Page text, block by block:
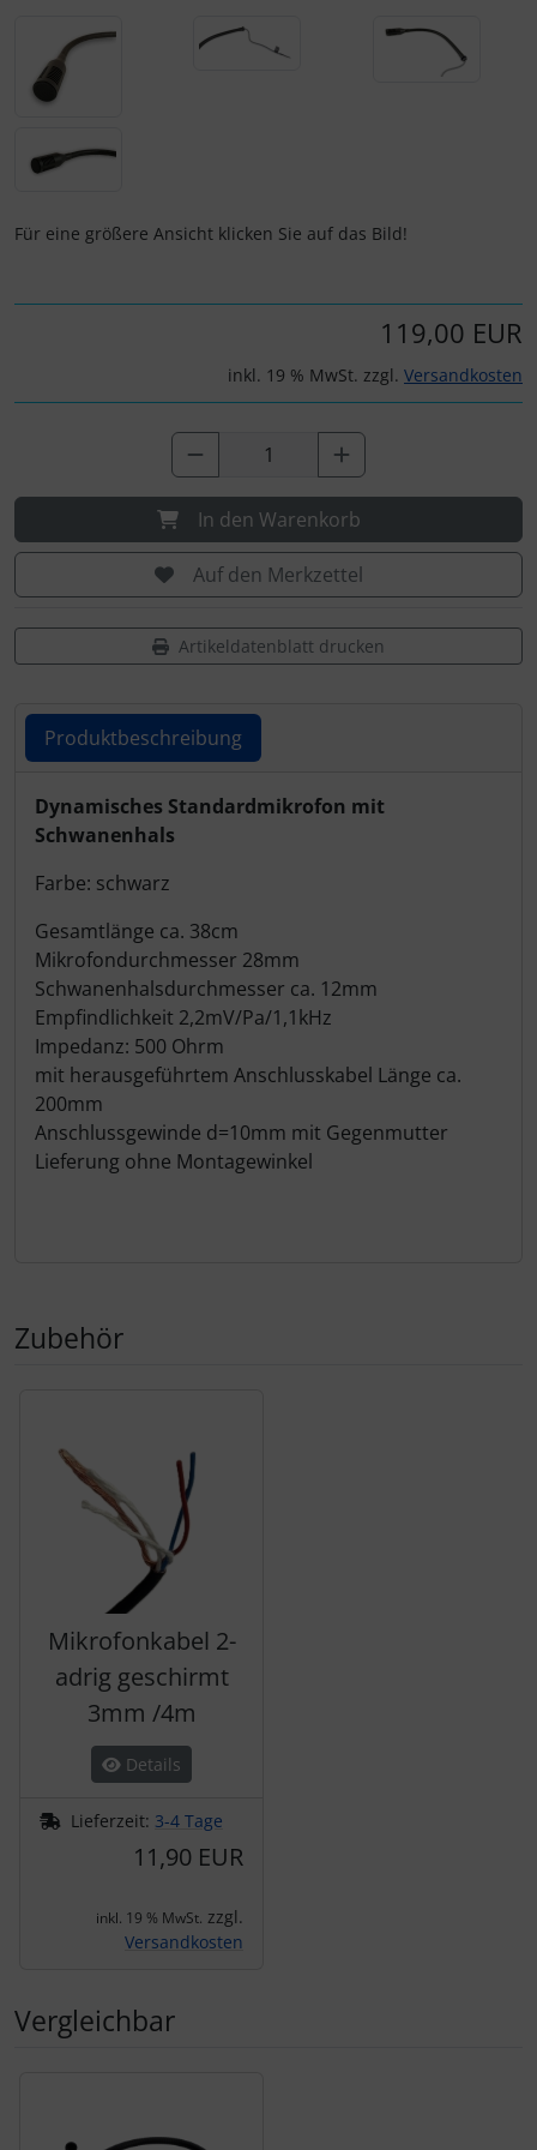
Für eine größere Ansicht klicken Sie auf das Bild!
119,00 EUR
inkl. 19 % MwSt. zzgl. Versandkosten
In den Warenkorb
Auf den Merkzettel
Artikeldatenblatt drucken
Produktbeschreibung
Produktbeschreibung
Dynamisches Standardmikrofon mit
Schwanenhals
Farbe: schwarz
Gesamtlänge ca. 38cm
Mikrofondurchmesser 28mm
Schwanenhalsdurchmesser ca. 12mm
Empfindlichkeit 2,2mV/Pa/1,1kHz
Impedanz: 500 Ohrm
mit herausgeführtem Anschlusskabel Länge ca.
200mm
Anschlussgewinde d=10mm mit Gegenmutter
Lieferung ohne Montagewinkel
Zubehör
Mikrofonkabel 2-
adrig geschirmt
3mm /4m
Details
Lieferzeit: 3-4 Tage
11,90 EUR
inkl. 19 % MwSt. zzgl.
Versandkosten
Vergleichbar
Schlüsselanhänger
Thermikhüte
3D Reliefkarten